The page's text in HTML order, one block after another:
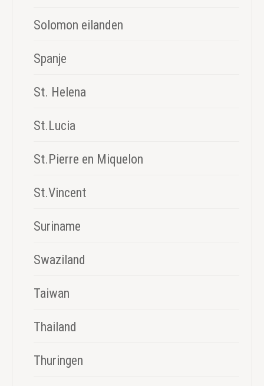
Solomon eilanden
Spanje
St. Helena
St.Lucia
St.Pierre en Miquelon
St.Vincent
Suriname
Swaziland
Taiwan
Thailand
Thuringen